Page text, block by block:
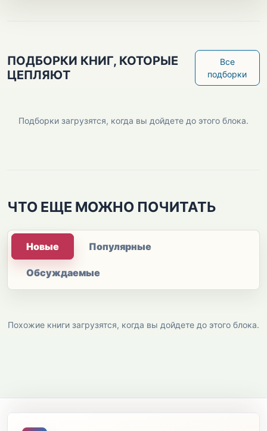
ПОДБОРКИ КНИГ, КОТОРЫЕ
ЦЕПЛЯЮТ
Все
подборки
Подборки загрузятся, когда вы дойдете до этого блока.
ЧТО ЕЩЕ МОЖНО ПОЧИТАТЬ
Новые Популярные
Обсуждаемые
Похожие книги загрузятся, когда вы дойдете до этого блока.